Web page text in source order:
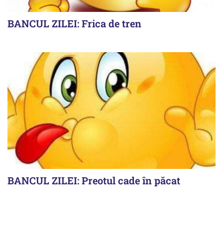
BANCUL ZILEI: Frica de tren
BANCUL ZILEI: Preotul cade în păcat